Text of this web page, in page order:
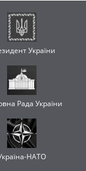
України
Рада України
НАТО